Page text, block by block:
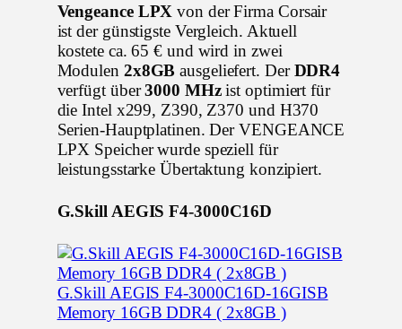
Vengeance LPX von der Firma Corsair
ist der günstigste Vergleich. Aktuell
kostete ca. 65 € und wird in zwei
Modulen 2x8GB ausgeliefert. DerDDR4
verfügt über3000 MHzist optimiert für
die Intel x299, Z390, Z370 und H370
Serien-Hauptplatinen. Der VENGEANCE
LPX Speicher wurde speziell für
leistungsstarke Übertaktung konzipiert.
G.Skill AEGIS F4-3000C16D
G.Skill AEGIS F4-3000C16D-16GISB
Memory 16GB DDR4 ( 2x8GB )